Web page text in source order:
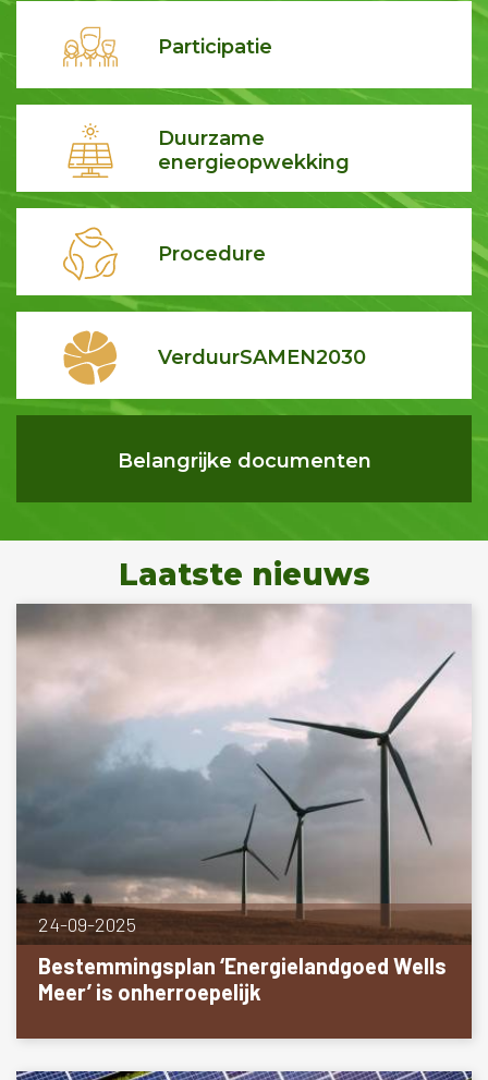
Participatie
Duurzame
energieopwekking
Procedure
VerduurSAMEN2030
Belangrijke documenten
Laatste nieuws
24-09-2025
Bestemmingsplan ‘Energielandgoed Wells
Meer’ is onherroepelijk